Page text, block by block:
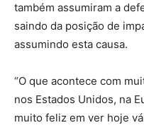
também assumiram a
saindo da posição de
assumindo esta causa.
“O que acontece com
nos Estados Unidos, na
muito feliz em ver hoje